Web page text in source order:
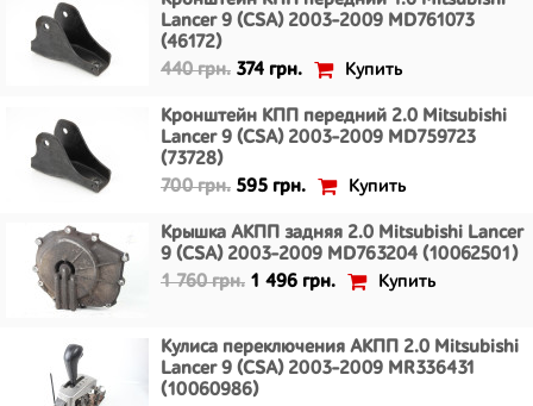
Lancer 9 (CSA) 2003-2009 MD761073
(46172)
440 грн. 374 грн. Купить
Кронштейн КПП передний 2.0 Mitsubishi
Lancer 9 (CSA) 2003-2009 MD759723
(73728)
700 грн. 595 грн. Купить
Крышка АКПП задняя 2.0 Mitsubishi Lancer
9 (CSA) 2003-2009 MD763204 (10062501)
1 760 грн. 1 496 грн. Купить
Кулиса переключения АКПП 2.0 Mitsubishi
Lancer 9 (CSA) 2003-2009 MR336431
(10060986)